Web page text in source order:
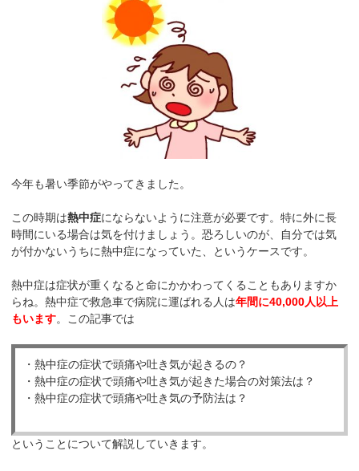
今年も暑い季節がやってきました。
この時期は熱中症にならないように注意が必要です。特に外に長
時間にいる場合は気を付けましょう。恐ろしいのが、自分では気
が付かないうちに熱中症になっていた、というケースです。
熱中症は症状が重くなると命にかかわってくることもありますか
らね。熱中症で救急車で病院に運ばれる人は年間に40,000人以上
もいます。この記事では
・熱中症の症状で頭痛や吐き気が起きるの？
・熱中症の症状で頭痛や吐き気が起きた場合の対策法は？
・熱中症の症状で頭痛や吐き気の予防法は？
ということについて解説していきます。